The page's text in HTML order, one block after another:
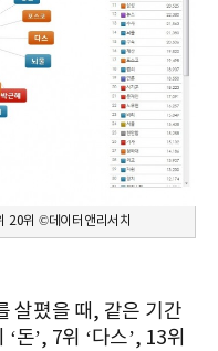
20위 ©데이터앤리서치
살폈을 때, 같은 기간
돈’, 7위 ‘다스’, 13위